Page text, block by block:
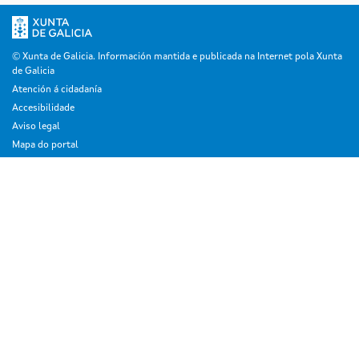
© Xunta de Galicia. Información mantida e publicada na Internet pola Xunta
de Galicia
Atención á cidadanía
Accesibilidade
Aviso legal
Mapa do portal